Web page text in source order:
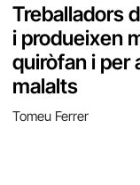
Treballadors
i produeixen
quiròfan i per
malalts
Tomeu Ferrer